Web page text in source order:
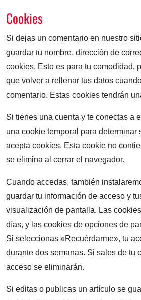
Cookies
Si dejas un comentario en nuestro
guardar tu nombre, dirección de
cookies. Esto es para tu comodidad,
que volver a rellenar tus datos
comentario. Estas cookies tendrán
Si tienes una cuenta y te conectas a
una cookie temporal para determinar
acepta cookies. Esta cookie no
se elimina al cerrar el navegador.
Cuando accedas, también
guardar tu información de acceso y
visualización de pantalla. Las
días, y las cookies de opciones de
Si seleccionas «Recuérdarme», tu
durante dos semanas. Si sales de tu
acceso se eliminarán.
Si editas o publicas un artículo se